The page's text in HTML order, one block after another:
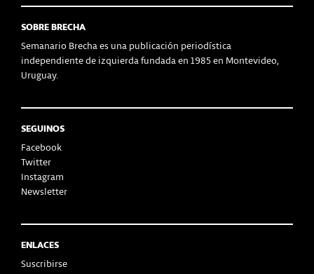
SOBRE BRECHA
Semanario Brecha es una publicación periodística
independiente de izquierda fundada en 1985 en Montevideo,
Uruguay.
SEGUINOS
Facebook
Twitter
Instagram
Newsletter
ENLACES
Suscribirse